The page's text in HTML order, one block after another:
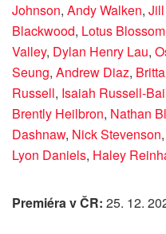
Johnson, Andy Walken, Jill
Blackwood, Lotus Blossom
Valley, Dylan Henry Lau,
Seung, Andrew Diaz,
Russell, Isaiah Russell-
Brently Heilbron, Nathan
Dashnaw, Nick Stevenson,
Lyon Daniels, Haley
Premiéra v ČR: 25. 12.